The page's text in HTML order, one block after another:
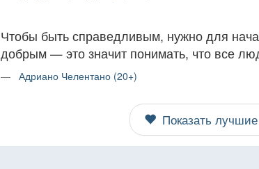
Чтобы быть справедливым, нужно для
добрым — это значит понимать, что все
Адриано Челентано (20+)
Показать лучшие